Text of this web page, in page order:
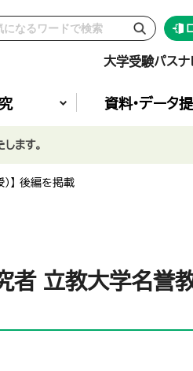
大学受験パスナ
資料•データ
】 後編を掲載
者 立教大学名誉
ます。